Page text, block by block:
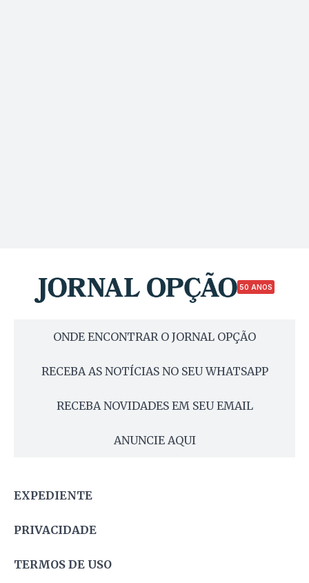
50 ANOS
ONDE ENCONTRAR O JORNAL OPÇÃO
RECEBA AS NOTÍCIAS NO SEU WHATSAPP
RECEBA NOVIDADES EM SEU EMAIL
ANUNCIE AQUI
EXPEDIENTE
PRIVACIDADE
TERMOS DE USO